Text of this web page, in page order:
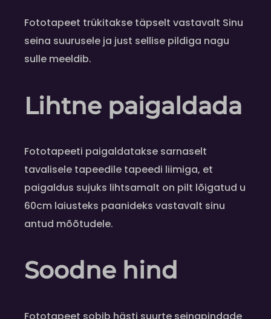
Fototapeet trükitakse täpselt vastavalt Sinu
seina suurusele ja just sellise pildiga nagu
sulle meeldib.
Lihtne paigaldada
Fototapeeti paigaldatakse sarnaselt
tavalisele tapeedile tapeedi liimiga, et
paigaldus sujuks lihtsamalt on pilt lõigatud u
60cm laiusteks paanideks vastavalt sinu
antud mõõtudele.
Soodne hind
Fototapeet sobib hästi suurte seinapindade